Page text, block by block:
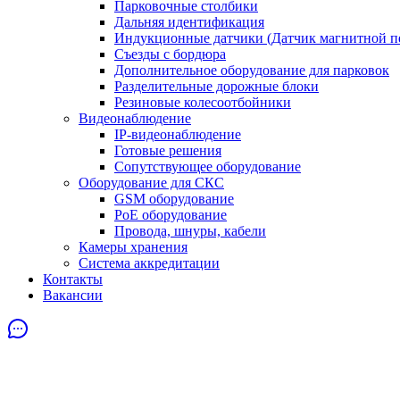
Парковочные столбики
Дальняя идентификация
Индукционные датчики (Датчик магнитной
Съезды с бордюра
Дополнительное оборудование для парковок
Разделительные дорожные блоки
Резиновые колесоотбойники
Видеонаблюдение
IP-видеонаблюдение
Готовые решения
Сопутствующее оборудование
Оборудование для СКС
GSM оборудование
PoE оборудование
Провода, шнуры, кабели
Камеры хранения
Система аккредитации
Контакты
Вакансии